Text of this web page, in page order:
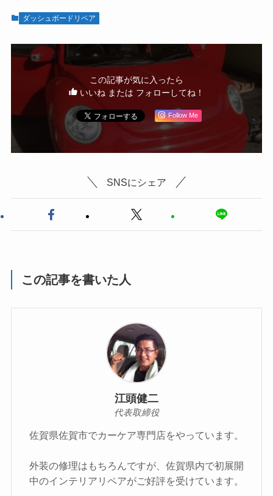
ダッシュボードリペア
この記事が気に入ったら
いいね または フォローしてね！
Follow Me
SNSにシェア
この記事を書いた人
江頭健二
代表取締役
佐賀県佐賀市でカーケア専門店をやっています。
外装の修理はもちろんですが、佐賀県内で初展開
中のインテリアリペアがご好評を受けています。